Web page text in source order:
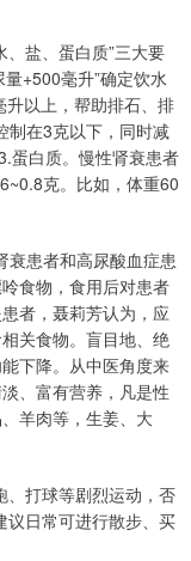
盐、蛋白质”三大要
+500毫升”确定饮水
以上，帮助排石、排
制在3克以下，同时减
蛋白质。慢性肾衰患者
克。比如，体重60
衰患者和高尿酸血症患
食物，食用后对患者
者，聂莉芳认为，应
关食物。盲目地、绝
下降。从中医角度来
、富有营养，凡是性
羊肉等，生姜、大
、打球等剧烈运动，否
议日常可进行散步、买